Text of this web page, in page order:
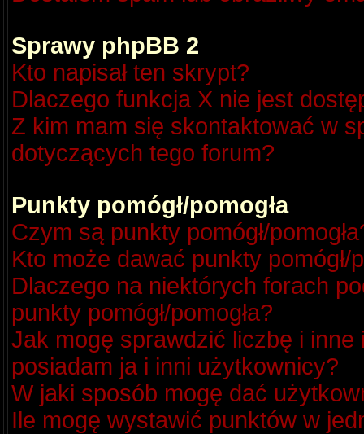
Sprawy phpBB 2
Kto napisał ten skrypt?
Dlaczego funkcja X nie jest
Z kim mam się skontaktować w
dotyczących tego forum?
Punkty pomógł/pomogła
Czym są punkty pomógł/
Kto może dawać punkty pomógł/
Dlaczego na niektórych forach
punkty pomógł/pomogła?
Jak mogę sprawdzić liczbę i
posiadam ja i inni użytkownicy?
W jaki sposób mogę dać
Ile mogę wystawić punktów w